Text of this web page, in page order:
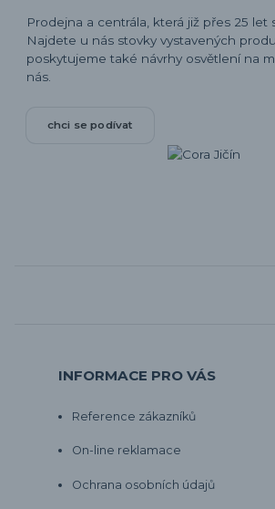
Prodejna a centrála, která již přes 25 let
Najdete u nás stovky vystavených
poskytujeme také návrhy osvětlení na
nás.
chci se podívat
INFORMACE PRO VÁS
Reference zákazníků
On-line reklamace
Ochrana osobních údajů